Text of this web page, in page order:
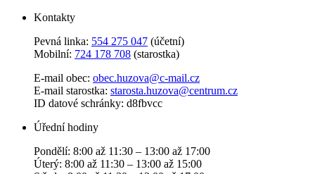
Kontakty
Pevná linka: 554 275 047 (účetní)
Mobilní: 724 178 708 (starostka)
E-mail obec: obec.huzova@c-mail.cz
E-mail starostka: starosta.huzova@centrum.cz
ID datové schránky: d8fbvcc
Úřední hodiny
Pondělí: 8:00 až 11:30 – 13:00 až 17:00
Úterý: 8:00 až 11:30 – 13:00 až 15:00